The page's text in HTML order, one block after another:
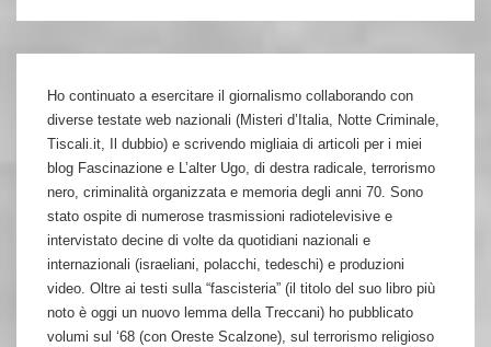
Ho continuato a esercitare il giornalismo collaborando con
diverse testate web nazionali (Misteri d’Italia, Notte Criminale,
Tiscali.it, Il dubbio) e scrivendo migliaia di articoli per i miei
blog Fascinazione e L’alter Ugo, di destra radicale, terrorismo
nero, criminalità organizzata e memoria degli anni 70. Sono
stato ospite di numerose trasmissioni radiotelevisive e
intervistato decine di volte da quotidiani nazionali e
internazionali (israeliani, polacchi, tedeschi) e produzioni
video. Oltre ai testi sulla “fascisteria” (il titolo del suo libro più
noto è oggi un nuovo lemma della Treccani) ho pubblicato
volumi sul ‘68 (con Oreste Scalzone), sul terrorismo religioso